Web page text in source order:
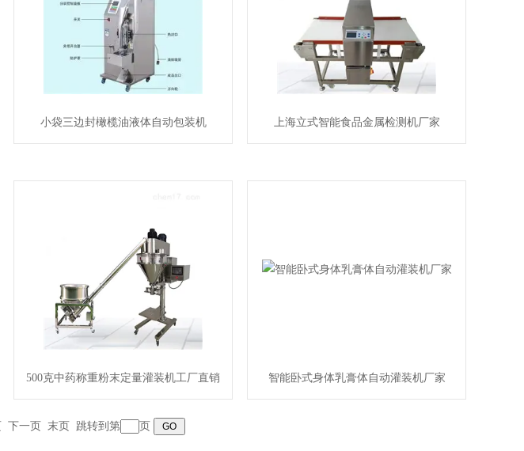
小袋三边封橄榄油液体自动包装机 上海立式智能食品金属检测机厂家
500克中药称重粉末定量灌装机工厂直销 智能卧式身体乳膏体自动灌装机厂家
下一页 末页 跳转到第 页